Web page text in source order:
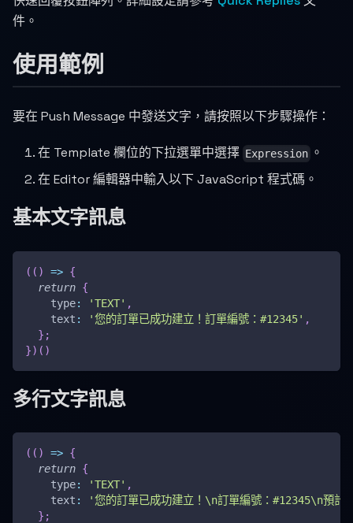
件。
使用範例
要在 Push Message 中發送文字，請按照以下步驟操作：
在 Template 欄位的下拉選單中選擇 Expression 。
在 Editor 編輯器中輸入以下 JavaScript 程式碼。
基本文字訊息
( ( ) => {
return {
type: 'TEXT' ,
text : '您的訂單已成功建立！訂單編號：#12345' ,
} ;
}) ( )
多行文字訊息
( ( ) => {
return {
type: 'TEXT' ,
text :
'您的訂單已成功建立！\n訂單編號：#12345\n預
} ;